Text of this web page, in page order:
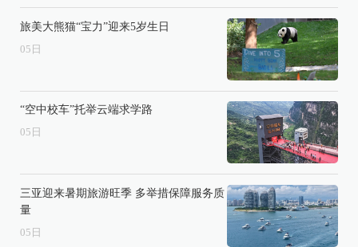
旅美大熊猫“宝力”迎来5岁生日
05 日
“空中校车”托举云端求学路
05 日
三亚迎来暑期旅游旺季 多举措保障服务质
量
05 日